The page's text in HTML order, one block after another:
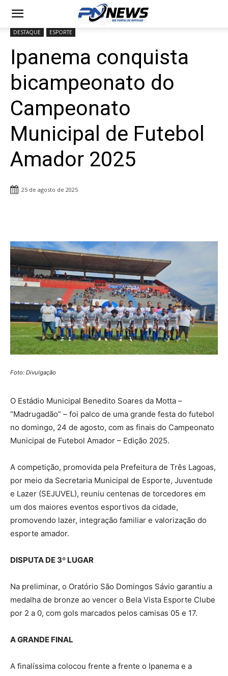
DESTAQUE ESPORTE
Ipanema conquista
bicampeonato do
Campeonato
Municipal de Futebol
Amador 2025
25 de agosto de 2025
Foto: Divulgação
O Estádio Municipal Benedito Soares da Motta –
“Madrugadão” – foi palco de uma grande festa do futebol
no domingo, 24 de agosto, com as finais do Campeonato
Municipal de Futebol Amador – Edição 2025.
A competição, promovida pela Prefeitura de Três Lagoas,
por meio da Secretaria Municipal de Esporte, Juventude
e Lazer (SEJUVEL), reuniu centenas de torcedores em
um dos maiores eventos esportivos da cidade,
promovendo lazer, integração familiar e valorização do
esporte amador.
DISPUTA DE 3º LUGAR
Na preliminar, o Oratório São Domingos Sávio garantiu a
medalha de bronze ao vencer o Bela Vista Esporte Clube
por 2 a 0, com gols marcados pelos camisas 05 e 17.
A GRANDE FINAL
A finalíssima colocou frente a frente o Ipanema e a